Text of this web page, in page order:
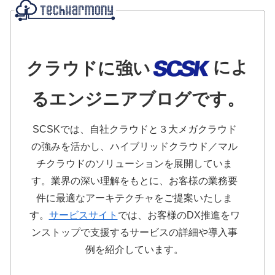
クラウドに強い
によ
るエンジニアブログです。
SCSKでは、自社クラウドと３大メガクラウド
の強みを活かし、ハイブリッドクラウド／マル
チクラウドのソリューションを展開していま
す。業界の深い理解をもとに、お客様の業務要
件に最適なアーキテクチャをご提案いたしま
す。 サービスサイト では、お客様のDX推進をワ
ンストップで支援するサービスの詳細や導入事
例を紹介しています。